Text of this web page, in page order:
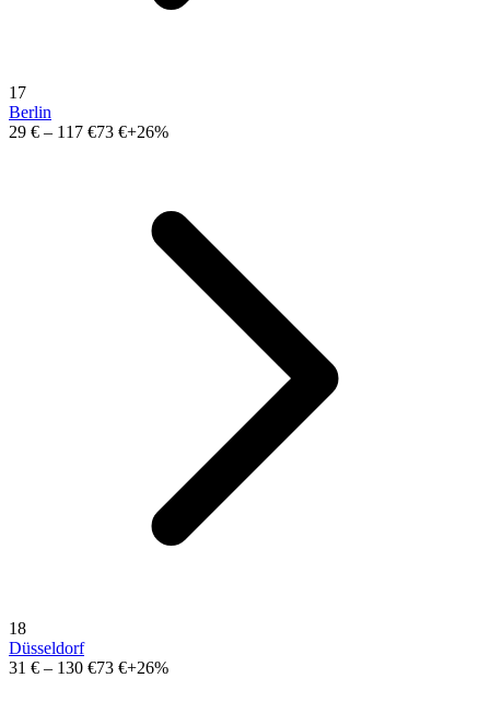
17
Berlin
29 € – 117 €73 €+26%
18
Düsseldorf
31 € – 130 €73 €+26%